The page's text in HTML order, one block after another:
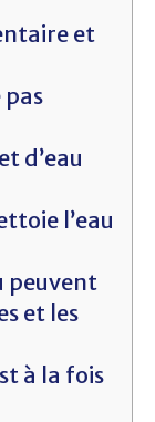
et
pas
d’eau
l’eau
peuvent
et les
à la fois